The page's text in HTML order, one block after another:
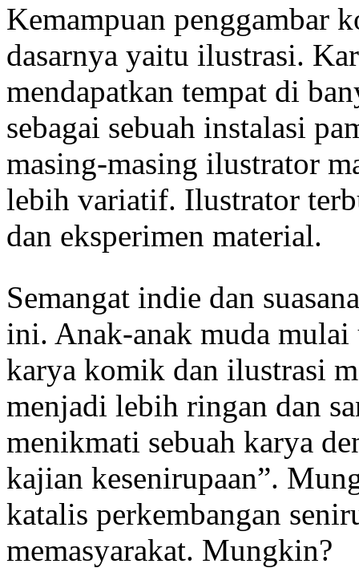
Kemampuan penggambar
dasarnya yaitu ilustrasi.
mendapatkan tempat di
sebagai sebuah instalasi
masing-masing ilustrator
lebih variatif. Ilustrator
dan eksperimen material.
Semangat indie dan
ini. Anak-anak muda mulai
karya komik dan ilustrasi
menjadi lebih ringan dan
menikmati sebuah karya
kajian kesenirupaan”.
katalis perkembangan
memasyarakat. Mungkin?